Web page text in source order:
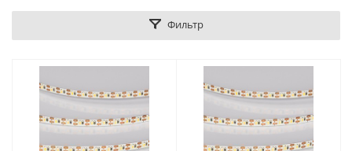
Фильтр